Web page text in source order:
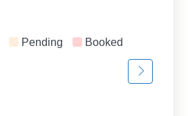
Pending Booked